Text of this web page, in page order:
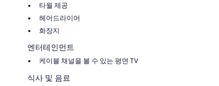
타월 제공
헤어드라이어
화장지
엔터테인먼트
케이블 채널을 볼 수 있는 평면 TV
식사 및 음료